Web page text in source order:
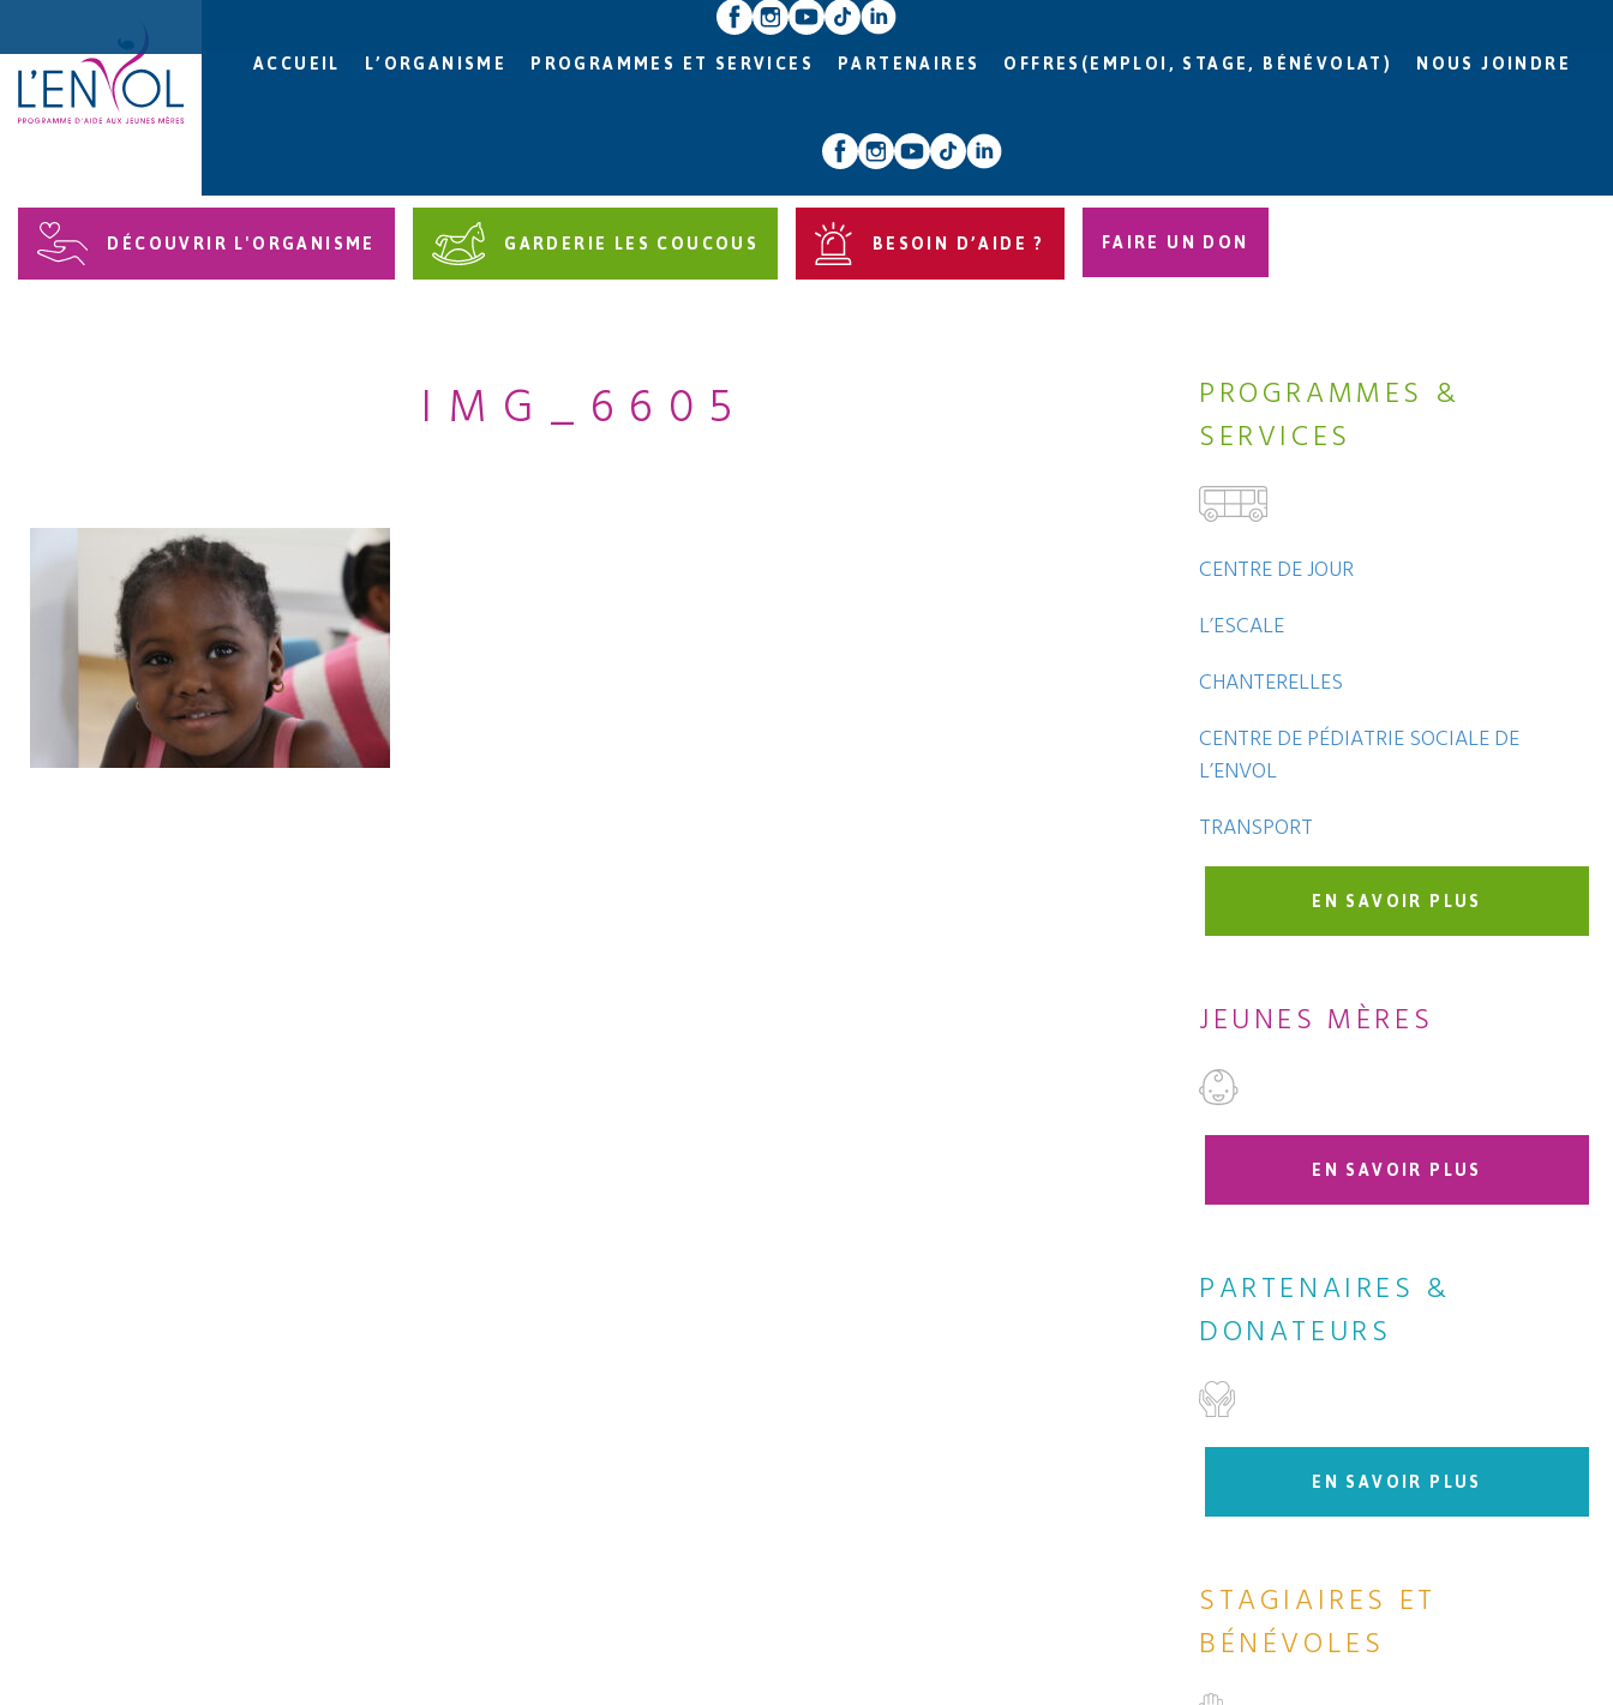
ACCUEIL L’ORGANISME PROGRAMMES ET SERVICES PARTENAIRES OFFRES(EMPLOI, STAGE, BÉNÉVOLAT) NOUS JOINDRE
DÉCOUVRIR L'ORGANISME GARDERIE LES COUCOUS BESOIN D’AIDE ? FAIRE UN DON
IMG_6605
PROGRAMMES &
SERVICES
CENTRE DE JOUR
L’ESCALE
CHANTERELLES
CENTRE DE PÉDIATRIE SOCIALE DE
L’ENVOL
TRANSPORT
EN SAVOIR PLUS
JEUNES MÈRES
EN SAVOIR PLUS
PARTENAIRES &
DONATEURS
EN SAVOIR PLUS
STAGIAIRES ET
BÉNÉVOLES